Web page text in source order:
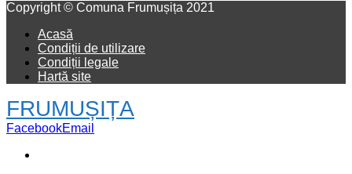
Copyright © Comuna Frumușița 2021
Acasă
Condiții de utilizare
Condiții legale
Hartă site
FRUMUȘIȚA
FacebookEmail